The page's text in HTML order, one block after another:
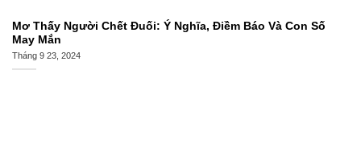
Mơ Thấy Người Chết Đuối: Ý Nghĩa, Điềm Báo Và Con Số
May Mắn
Tháng 9 23, 2024